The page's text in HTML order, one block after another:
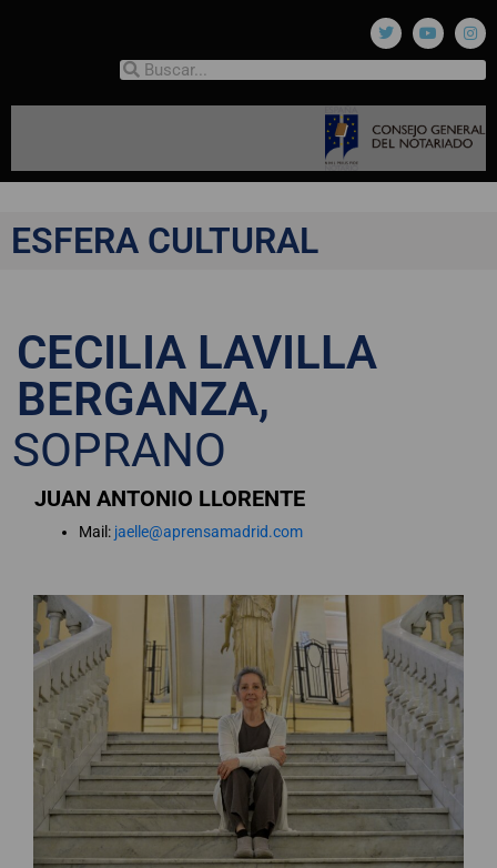
ESFERA CULTURAL
CECILIA LAVILLA
BERGANZA,
SOPRANO
JUAN ANTONIO LLORENTE
Mail: jaelle@aprensamadrid.com